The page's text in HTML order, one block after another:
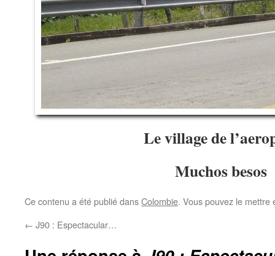
Le village de
Muchos besos
Ce contenu a été publié dansColombie. Vous pouvez le
← J90 : Espectacular…